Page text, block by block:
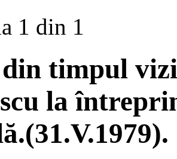
1 din 1
timpul
la